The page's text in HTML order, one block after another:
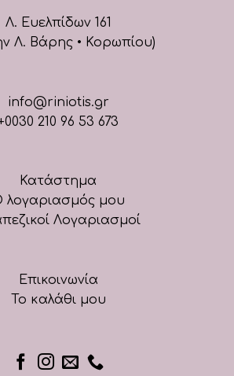
Λ. Ευελπίδων 161
Λ. Βάρης • Κορωπίου)
info@riniotis.gr
210 96 53 673
Κατάστημα
λογαριασμός μου
Λογαριασμοί
Επικοινωνία
Το καλάθι μου